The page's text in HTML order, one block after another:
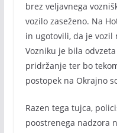
brez veljavnega
vozilo zaseženo. Na
in ugotovili, da je vozil
Vozniku je bila
pridržanje ter bo
postopek na Okrajno
Razen tega tujca,
poostrenega nadzora